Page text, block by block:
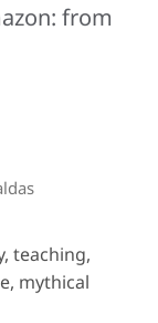
from
teaching,
mythical